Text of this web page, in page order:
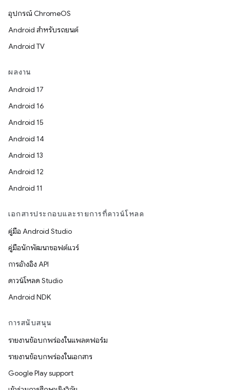
อุปกรณ์ ChromeOS
Android สำหรับรถยนต์
Android TV
ผลงาน
Android 17
Android 16
Android 15
Android 14
Android 13
Android 12
Android 11
เอกสารประกอบและรายการที่ดาวน์โหลด
คู่มือ Android Studio
คู่มือนักพัฒนาซอฟต์แวร์
การอ้างอิง API
ดาวน์โหลด Studio
Android NDK
การสนับสนุน
รายงานข้อบกพร่องในแพลตฟอร์ม
รายงานข้อบกพร่องในเอกสาร
Google Play support